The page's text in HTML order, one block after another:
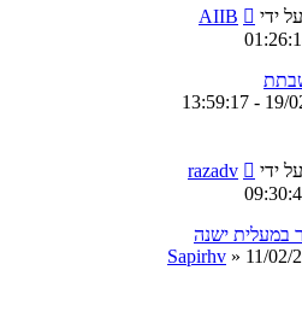
על ידי
AIIB
19/02/
על ידי
razadv
Sapirhv » 11/02/